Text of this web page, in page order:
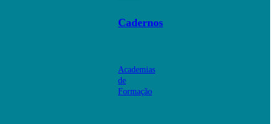
Cadernos
Academias
de
Formação